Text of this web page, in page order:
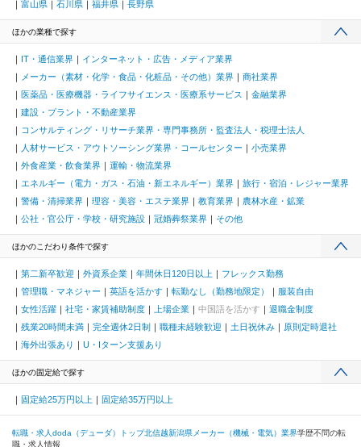
富山県 石川県 福井県 長野県
ほかの業種で探す
IT・通信業界
インターネット・広告・メディア業界
メーカー（素材・化学・食品・化粧品・その他）業界
商社業界
医薬品・医療機器・ライフサイエンス・医療系サービス
金融業界
建設・プラント・不動産業界
コンサルティング・リサーチ業界・専門事務所・監査法人・税理士法人
人材サービス・アウトソーシング業界・コールセンター
小売業界
外食産業・飲食業界
運輸・物流業界
エネルギー（電力・ガス・石油・新エネルギー）業界
旅行・宿泊・レジャー業界
警備・清掃業界
理容・美容・エステ業界 教育業界
農林水産・鉱業
公社・官公庁・学校・研究施設
冠婚葬祭業界 その他
ほかのこだわり条件で探す
第二新卒歓迎 外資系企業 年間休日120日以上
フレックス勤務
管理職・マネジャー
英語を活かす 転勤なし（勤務地限定）
服装自由
女性活躍
社宅・家賃補助制度 上場企業 中国語を活かす
退職金制度
残業20時間未満
完全週休2日制 職種未経験歓迎 土日祝休み
原則定時退社
海外出張あり
U・Iターン支援あり
ほかの固定給で探す
固定給25万円以上 固定給35万円以上
転職・求人doda（デューダ）トップ北信越新潟県 メーカー（機械・電気）業界学歴不問の転
職・求人情報